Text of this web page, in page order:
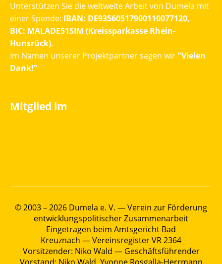
Unterstützen Sie die weltweite Arbeit von Dumela mit
einer Spende: IBAN: DE93560517900110077120,
BIC: MALADE51SIM (Kreissparkasse Rhein-
Hunsrück).
Im Namen unserer Projektpartner sagen wir "Vielen
Dank!"
Mitglied im
© 2003 – 2026 Dumela e. V. — Verein zur Förderung
entwicklungspolitischer Zusammenarbeit
Eingetragen beim Amtsgericht Bad
Kreuznach — Vereinsregister VR 2364
Vorsitzender: Niko Wald — Geschäftsführender